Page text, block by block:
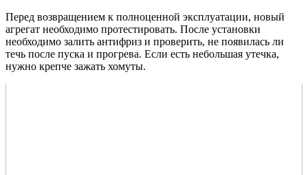
Перед возвращением к полноценной эксплуатации, новый
агрегат необходимо протестировать. После установки
необходимо залить антифриз и проверить, не появилась ли
течь после пуска и прогрева. Если есть небольшая утечка,
нужно крепче зажать хомуты.